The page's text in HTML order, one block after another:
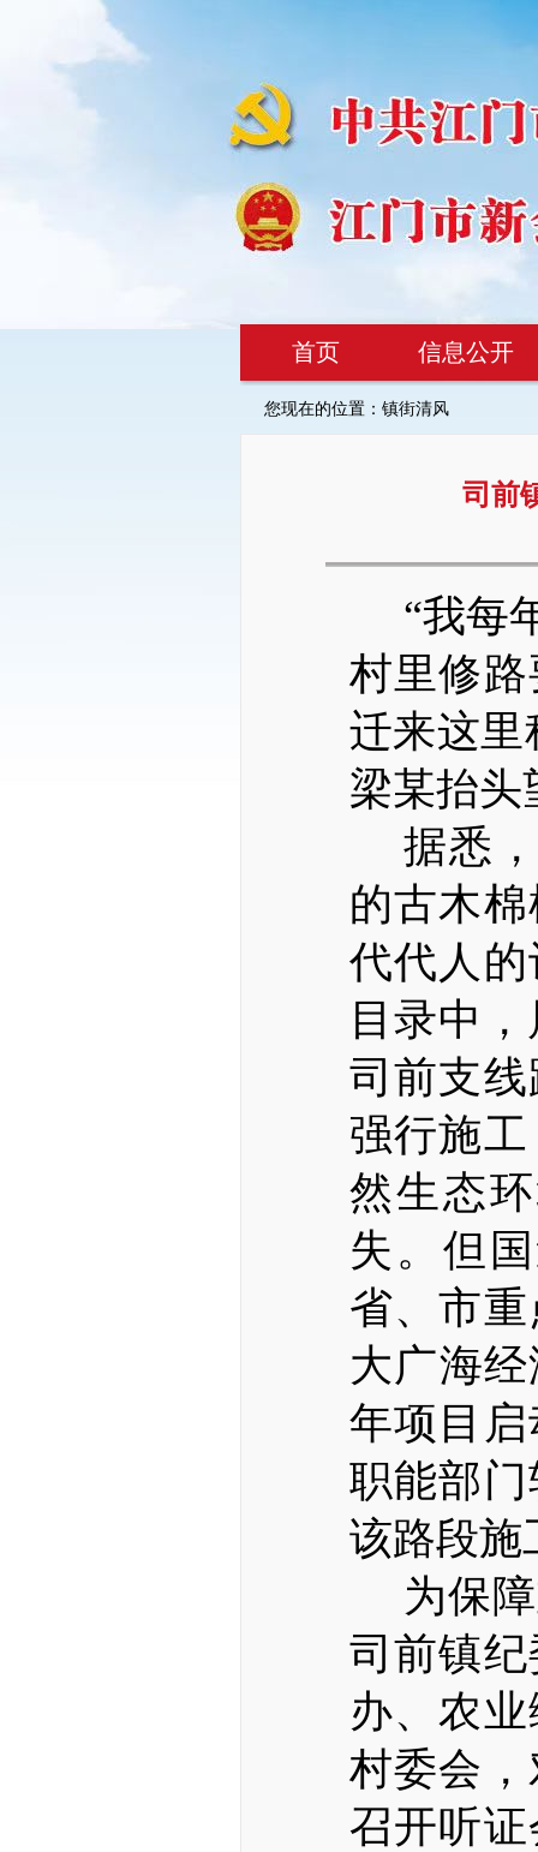
首页 信息公开
您现在的位置： 镇街清风
司前
“我每
村里修
迁来这里
梁某抬头
据悉
的古木
代代人
目录中
司前支
强行施
然生态
失。 但
省、市
大广海
年项目
职能部
该路段施
为保
司前镇
办、农
村委会
召开听